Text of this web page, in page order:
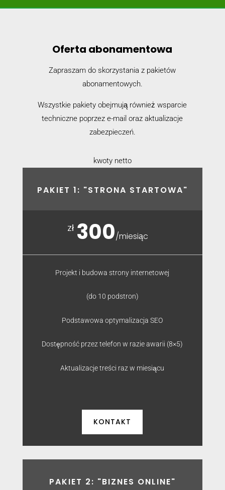
Oferta abonamentowa
Zapraszam do skorzystania z pakietów
abonamentowych.
Wszystkie pakiety obejmują również wsparcie
techniczne poprzez e-mail oraz aktualizacje
zabezpieczeń.
kwoty netto
PAKIET 1: "STRONA STARTOWA"
zł 300/miesiąc
Projekt i budowa strony internetowej
(do 10 podstron)
Podstawowa optymalizacja SEO
Dostępność przez telefon w razie awarii (8×5)
Aktualizacje treści raz w miesiącu
KONTAKT
PAKIET 2: "BIZNES ONLINE"